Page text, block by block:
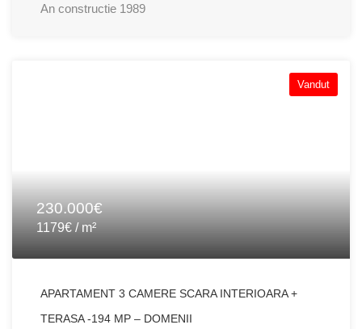
An constructie 1989
Vandut
230.000€
1179€ / m²
APARTAMENT 3 CAMERE SCARA INTERIOARA +
TERASA -194 MP – DOMENII